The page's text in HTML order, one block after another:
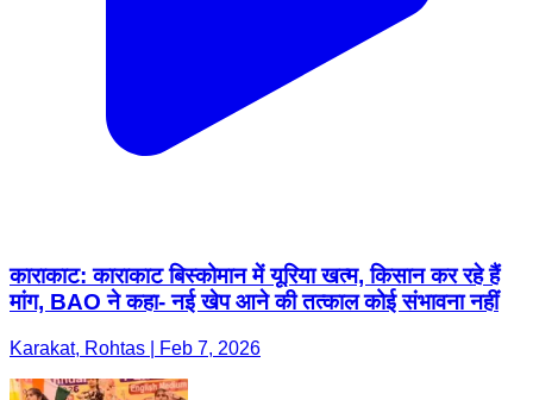
काराकाट: काराकाट बिस्कोमान में यूरिया खत्म, किसान कर रहे हैं
मांग, BAO ने कहा- नई खेप आने की तत्काल कोई संभावना नहीं
Karakat, Rohtas | Feb 7, 2026